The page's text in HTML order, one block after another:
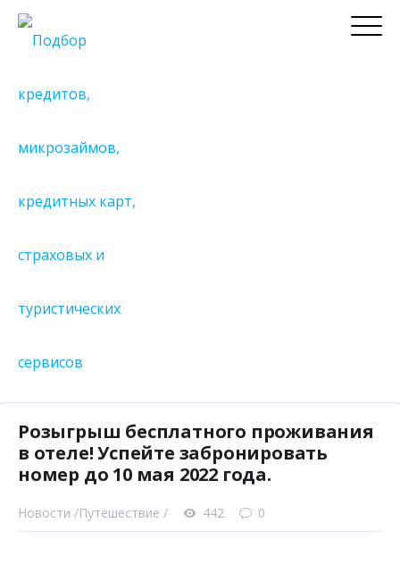
Розыгрыш бесплатного проживания
в отеле! Успейте забронировать
номер до 10 мая 2022 года.
Новости /Путешествие / 442 0